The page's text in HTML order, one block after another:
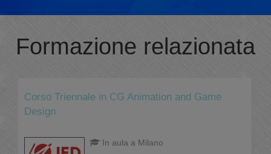
Formazione relazionata
Corso Triennale in CG Animation and Game
Design
In aula a Milano